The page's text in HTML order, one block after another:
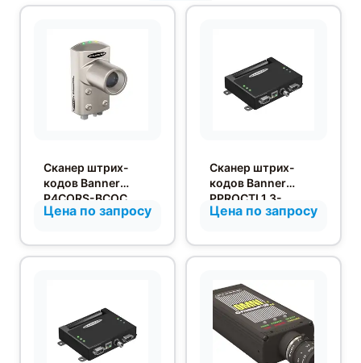
Сканер штрих-
кодов Banner
P4CORS-BCOC
Цена по запросу
Сканер штрих-
кодов Banner
PPROCTL1.3-
BCBDOC
Цена по запросу